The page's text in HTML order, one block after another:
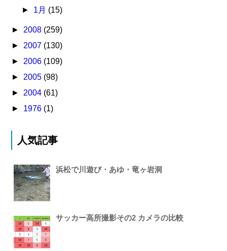
► 1月 (15)
► 2008 (259)
► 2007 (130)
► 2006 (109)
► 2005 (98)
► 2004 (61)
► 1976 (1)
人気記事
浜松で川遊び・あゆ・竜ヶ岩洞
サッカー高所撮影その2 カメラの比較